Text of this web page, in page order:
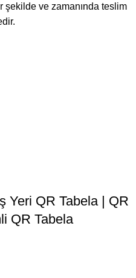
şekilde ve zamanında teslim
Yeri QR Tabela | QR
QR Tabela